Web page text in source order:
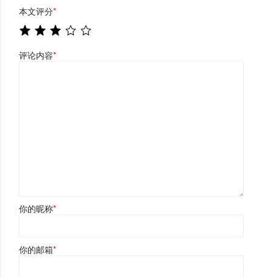
本文评分*
评论内容*
你的昵称*
你的邮箱*